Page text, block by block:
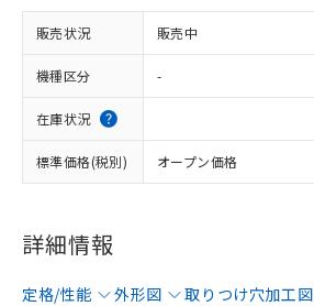
販売状況 販売中
機種区分 -
在庫状況
標準価格(税別) オープン価格
詳細情報
定格/性能 外形図 取りつけ穴加工図